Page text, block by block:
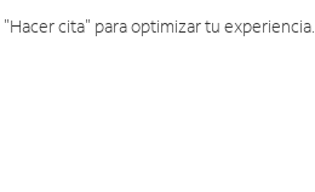
cita" para optimizar tu experiencia.